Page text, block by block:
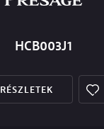
HCB003J1
RÉSZLETEK